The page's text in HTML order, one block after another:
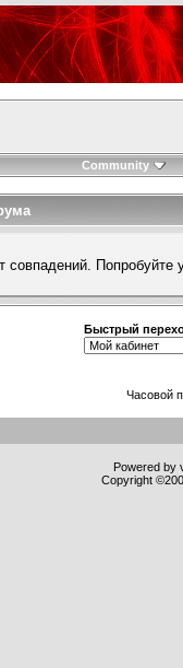
Community
совпадений. Попробуйте
Быстрый
Часовой
Powered by
Copyright